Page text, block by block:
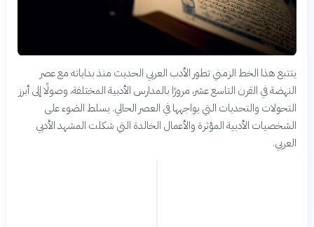
يتتبع هذا الخط الزمني تطور الأدب العربي الحديث منذ بداياته مع عصر
النهضة في القرن التاسع عشر، مرورًا بالمدارس الأدبية المختلفة، وصولًا إلى أبرز
التحولات والتحديات التي يواجهها في العصر الحالي. يسلط الضوء على
الشخصيات الأدبية المؤثرة والأعمال الخالدة التي شكلت المشهد الأدبي
العربي.